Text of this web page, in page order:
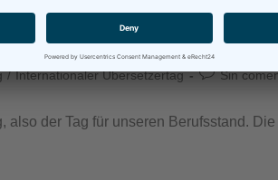
/ Internationaler Übersetzertag Sin
der Tag für unseren Berufsstand.